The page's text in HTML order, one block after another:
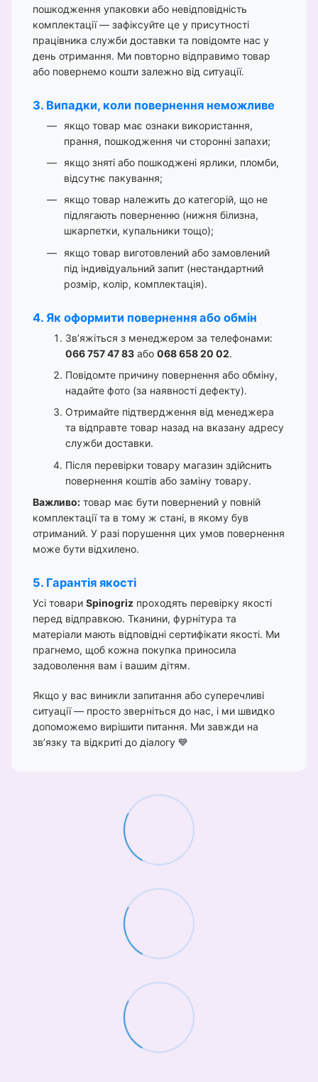
пошкодження упаковки або невідповідність
комплектації — зафіксуйте це у присутності
працівника служби доставки та повідомте нас у
день отримання. Ми повторно відправимо товар
або повернемо кошти залежно від ситуації.
3. Випадки, коли повернення неможливе
якщо товар має ознаки використання,
прання, пошкодження чи сторонні запахи;
якщо зняті або пошкоджені ярлики, пломби,
відсутнє пакування;
якщо товар належить до категорій, що не
підлягають поверненню (нижня білизна,
шкарпетки, купальники тощо);
якщо товар виготовлений або замовлений
під індивідуальний запит (нестандартний
розмір, колір, комплектація).
4. Як оформити повернення або обмін
Зв’яжіться з менеджером за телефонами:
066 757 47 83 або 068 658 20 02.
Повідомте причину повернення або обміну,
надайте фото (за наявності дефекту).
Отримайте підтвердження від менеджера
та відправте товар назад на вказану адресу
служби доставки.
Після перевірки товару магазин здійснить
повернення коштів або заміну товару.
Важливо: товар має бути повернений у повній
комплектації та в тому ж стані, в якому був
отриманий. У разі порушення цих умов повернення
може бути відхилено.
5. Гарантія якості
Усі товари Spinogriz проходять перевірку якості
перед відправкою. Тканини, фурнітура та
матеріали мають відповідні сертифікати якості. Ми
прагнемо, щоб кожна покупка приносила
задоволення вам і вашим дітям.
Якщо у вас виникли запитання або суперечливі
ситуації — просто зверніться до нас, і ми швидко
допоможемо вирішити питання. Ми завжди на
зв’язку та відкриті до діалогу 💙